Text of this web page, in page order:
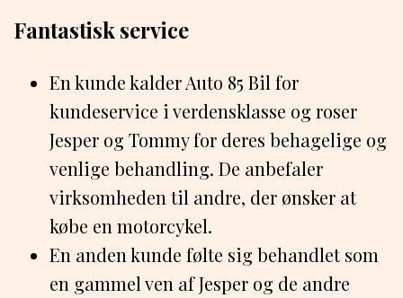
Fantastisk service
En kunde kalder Auto 85 Bil for
kundeservice i verdensklasse og roser
Jesper og Tommy for deres behagelige og
venlige behandling. De anbefaler
virksomheden til andre, der ønsker at
købe en motorcykel.
En anden kunde følte sig behandlet som
en gammel ven af Jesper og de andre